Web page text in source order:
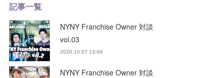
記事一覧
NYNY Franchise Owner 対談
vol.03
2020.10.07 13:04
NYNY Franchise Owner 対談